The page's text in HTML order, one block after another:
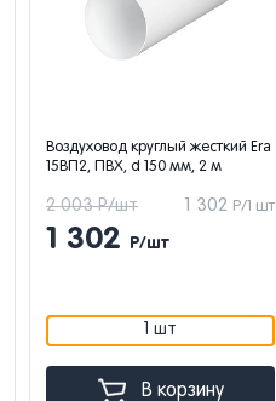
Воздуховод круглый жесткий Era
15ВП2, ПВХ, d 150 мм, 2 м
1 302 Р/1 шт
2 003 Р/шт
1 302 Р/шт
1 шт
В корзину